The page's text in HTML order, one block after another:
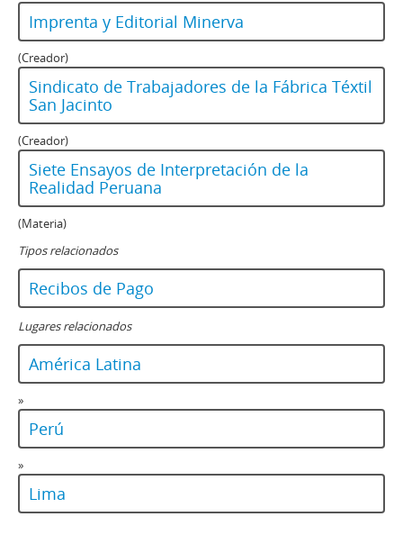
Imprenta y Editorial Minerva
(Creador)
Sindicato de Trabajadores de la Fábrica Téxtil
San Jacinto
(Creador)
Siete Ensayos de Interpretación de la
Realidad Peruana
(Materia)
Tipos relacionados
Recibos de Pago
Lugares relacionados
América Latina
»
Perú
»
Lima